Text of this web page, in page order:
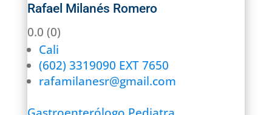
Rafael Milanés Romero
0.0 (0)
Cali
(602) 3319090 EXT 7650
rafamilanesr@gmail.com